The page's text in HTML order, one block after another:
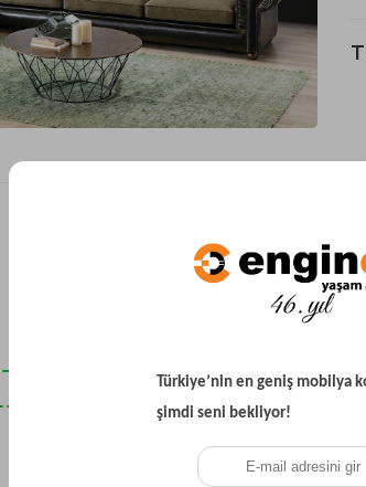
Yataklı Koltuk
Köşe Koltuk
Modern Köşe Koltuk
Ekonomik Köşe Koltuk
Son Baktıklarınız